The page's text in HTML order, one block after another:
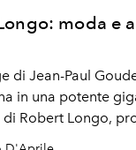
moda e
di Jean-Paul
in una potente
Robert Longo,